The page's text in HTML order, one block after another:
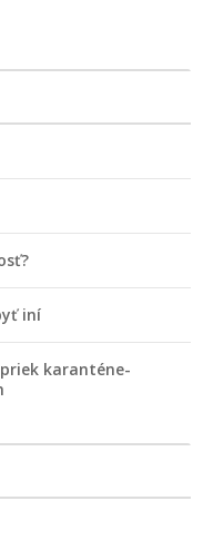
iní
karanténe-